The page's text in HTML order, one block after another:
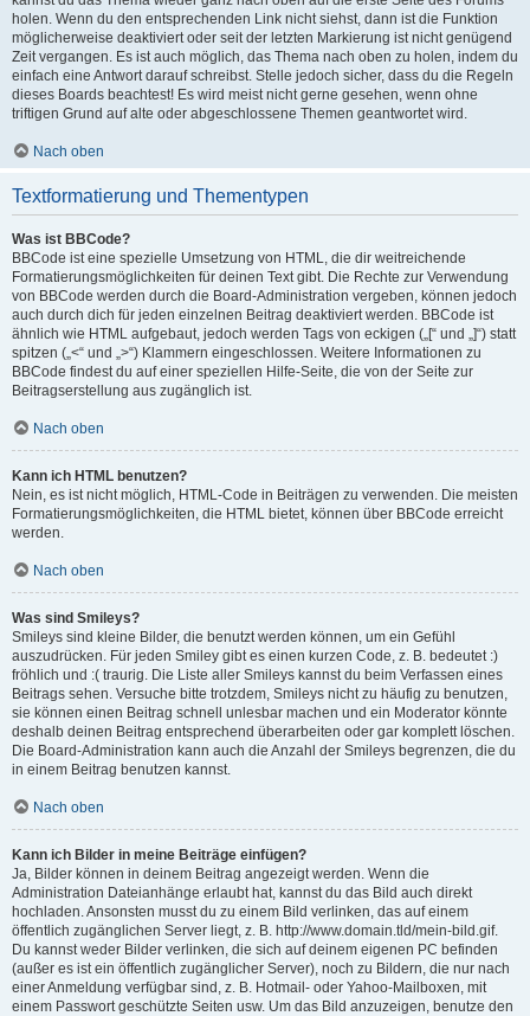
holen. Wenn du den entsprechenden Link nicht siehst, dann ist die Funktion
möglicherweise deaktiviert oder seit der letzten Markierung ist nicht genügend
Zeit vergangen. Es ist auch möglich, das Thema nach oben zu holen, indem du
einfach eine Antwort darauf schreibst. Stelle jedoch sicher, dass du die Regeln
dieses Boards beachtest! Es wird meist nicht gerne gesehen, wenn ohne
triftigen Grund auf alte oder abgeschlossene Themen geantwortet wird.
Nach oben
Textformatierung und Thementypen
Was ist BBCode?
BBCode ist eine spezielle Umsetzung von HTML, die dir weitreichende
Formatierungsmöglichkeiten für deinen Text gibt. Die Rechte zur Verwendung
von BBCode werden durch die Board-Administration vergeben, können jedoch
auch durch dich für jeden einzelnen Beitrag deaktiviert werden. BBCode ist
ähnlich wie HTML aufgebaut, jedoch werden Tags von eckigen („[“ und „]“) statt
spitzen („<“ und „>“) Klammern eingeschlossen. Weitere Informationen zu
BBCode findest du auf einer speziellen Hilfe-Seite, die von der Seite zur
Beitragserstellung aus zugänglich ist.
Nach oben
Kann ich HTML benutzen?
Nein, es ist nicht möglich, HTML-Code in Beiträgen zu verwenden. Die meisten
Formatierungsmöglichkeiten, die HTML bietet, können über BBCode erreicht
werden.
Nach oben
Was sind Smileys?
Smileys sind kleine Bilder, die benutzt werden können, um ein Gefühl
auszudrücken. Für jeden Smiley gibt es einen kurzen Code, z. B. bedeutet :)
fröhlich und :( traurig. Die Liste aller Smileys kannst du beim Verfassen eines
Beitrags sehen. Versuche bitte trotzdem, Smileys nicht zu häufig zu benutzen,
sie können einen Beitrag schnell unlesbar machen und ein Moderator könnte
deshalb deinen Beitrag entsprechend überarbeiten oder gar komplett löschen.
Die Board-Administration kann auch die Anzahl der Smileys begrenzen, die du
in einem Beitrag benutzen kannst.
Nach oben
Kann ich Bilder in meine Beiträge einfügen?
Ja, Bilder können in deinem Beitrag angezeigt werden. Wenn die
Administration Dateianhänge erlaubt hat, kannst du das Bild auch direkt
hochladen. Ansonsten musst du zu einem Bild verlinken, das auf einem
öffentlich zugänglichen Server liegt, z. B. http://www.domain.tld/mein-bild.gif.
Du kannst weder Bilder verlinken, die sich auf deinem eigenen PC befinden
(außer es ist ein öffentlich zugänglicher Server), noch zu Bildern, die nur nach
einer Anmeldung verfügbar sind, z. B. Hotmail- oder Yahoo-Mailboxen, mit
einem Passwort geschützte Seiten usw. Um das Bild anzuzeigen, benutze den